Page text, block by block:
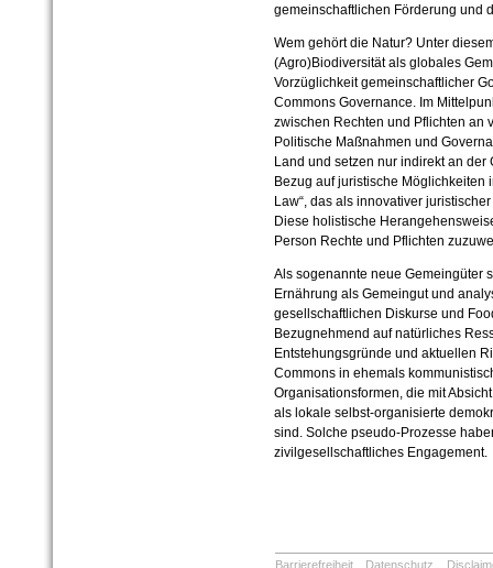
gemeinschaftlichen Förderung und
Wem gehört die Natur? Unter
(Agro)Biodiversität als globales
Vorzüglichkeit gemeinschaftlicher
Commons Governance. Im
zwischen Rechten und Pflichten an
Politische Maßnahmen und
Land und setzen nur indirekt an der
Bezug auf juristische Möglichkeiten
Law“, das als innovativer
Diese holistische
Person Rechte und Pflichten
Als sogenannte neue Gemeingüter
Ernährung als Gemeingut und
gesellschaftlichen Diskurse und
Bezugnehmend auf natürliches
Entstehungsgründe und aktuellen
Commons in ehemals
Organisationsformen, die mit
als lokale selbst-organisierte
sind. Solche pseudo-Prozesse
zivilgesellschaftliches Engagement.
Barrierefreiheit Datenschutz